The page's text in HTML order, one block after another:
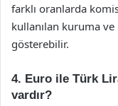
farklı oranlarda
kullanılan kuruma
gösterebilir.
4. Euro ile Türk
vardır?